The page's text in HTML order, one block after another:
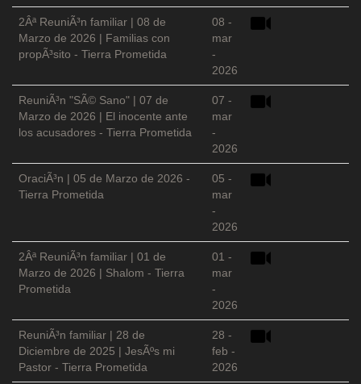
2Âª ReuniÃ³n familiar | 08 de
Marzo de 2026 | Familias con
propÃ³sito - Tierra Prometida
08 -
mar
-
2026
ReuniÃ³n "SÃ© Sano" | 07 de
Marzo de 2026 | El inocente ante
los acusadores - Tierra Prometida
07 -
mar
-
2026
OraciÃ³n | 05 de Marzo de 2026 -
Tierra Prometida
05 -
mar
-
2026
2Âª ReuniÃ³n familiar | 01 de
Marzo de 2026 | Shalom - Tierra
Prometida
01 -
mar
-
2026
ReuniÃ³n familiar | 28 de
Diciembre de 2025 | JesÃºs mi
Pastor - Tierra Prometida
28 -
feb -
2026